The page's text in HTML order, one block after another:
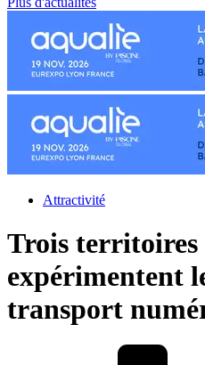
Attractivité
Trois territoires
expérimentent
transport